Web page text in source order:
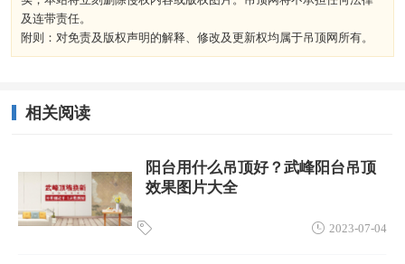
及连带责任。
附则：对免责及版权声明的解释、修改及更新权均属于吊顶网所有。
相关阅读
阳台用什么吊顶好？武峰阳台吊顶
效果图片大全
2023-07-04